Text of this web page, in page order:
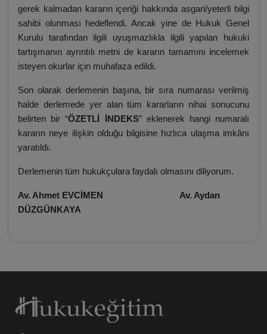
gerek kalmadan kararın içeriği hakkında asgari/yeterli bilgi
sahibi olunması hedeflendi. Ancak yine de Hukuk Genel
Kurulu tarafından ilgili uyuşmazlıkla ilgili yapılan hukuki
tartışmanın ayrıntılı metni de kararın tamamını incelemek
isteyen okurlar için muhafaza edildi.
Son olarak derlemenin başına, bir sıra numarası verilmiş
halde derlemede yer alan tüm kararların nihai sonucunu
belirten bir “ÖZETLİ İNDEKS” eklenerek hangi numaralı
kararın neye ilişkin olduğu bilgisine hızlıca ulaşma imkânı
yaratıldı.
Derlemenin tüm hukukçulara faydalı olmasını diliyorum.
Av. Ahmet EVCİMEN Av. Aydan
DÜZGÜNKAYA